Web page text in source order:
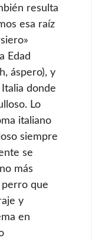
resulta
esa raíz
Edad
áspero), y
donde
Lo
italiano
siempre
se
más
que
y
en